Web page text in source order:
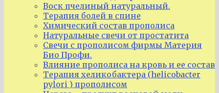
Воск пчелиный натуральный.
Терапия болей в спине
Химический состав прополиса
Натуральные свечи от простатита
Свечи с прополисом фирмы Материя
Био Профи.
Влияние прополиса на кровь и ее состав
Терапия хеликобактера (helicobacter
pylori ) прополисом